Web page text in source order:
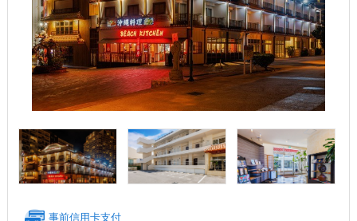
事前信用卡支付